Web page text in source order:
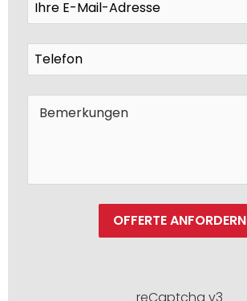
OFFERTE ANFORDERN
reCaptcha v3